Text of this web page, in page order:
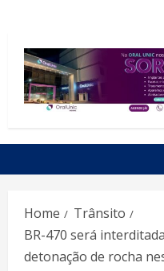
Home
Trânsito
BR-470 será
detonação de rocha